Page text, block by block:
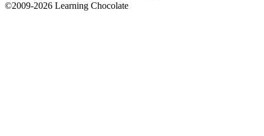
©2009-2026 Learning Chocolate